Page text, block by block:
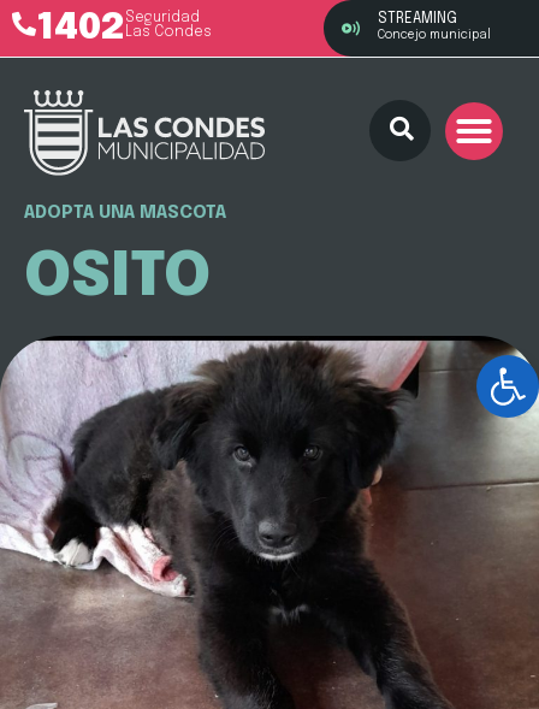
1402 Seguridad
Las Condes
STREAMING
Concejo municipal
ADOPTA UNA MASCOTA
OSITO